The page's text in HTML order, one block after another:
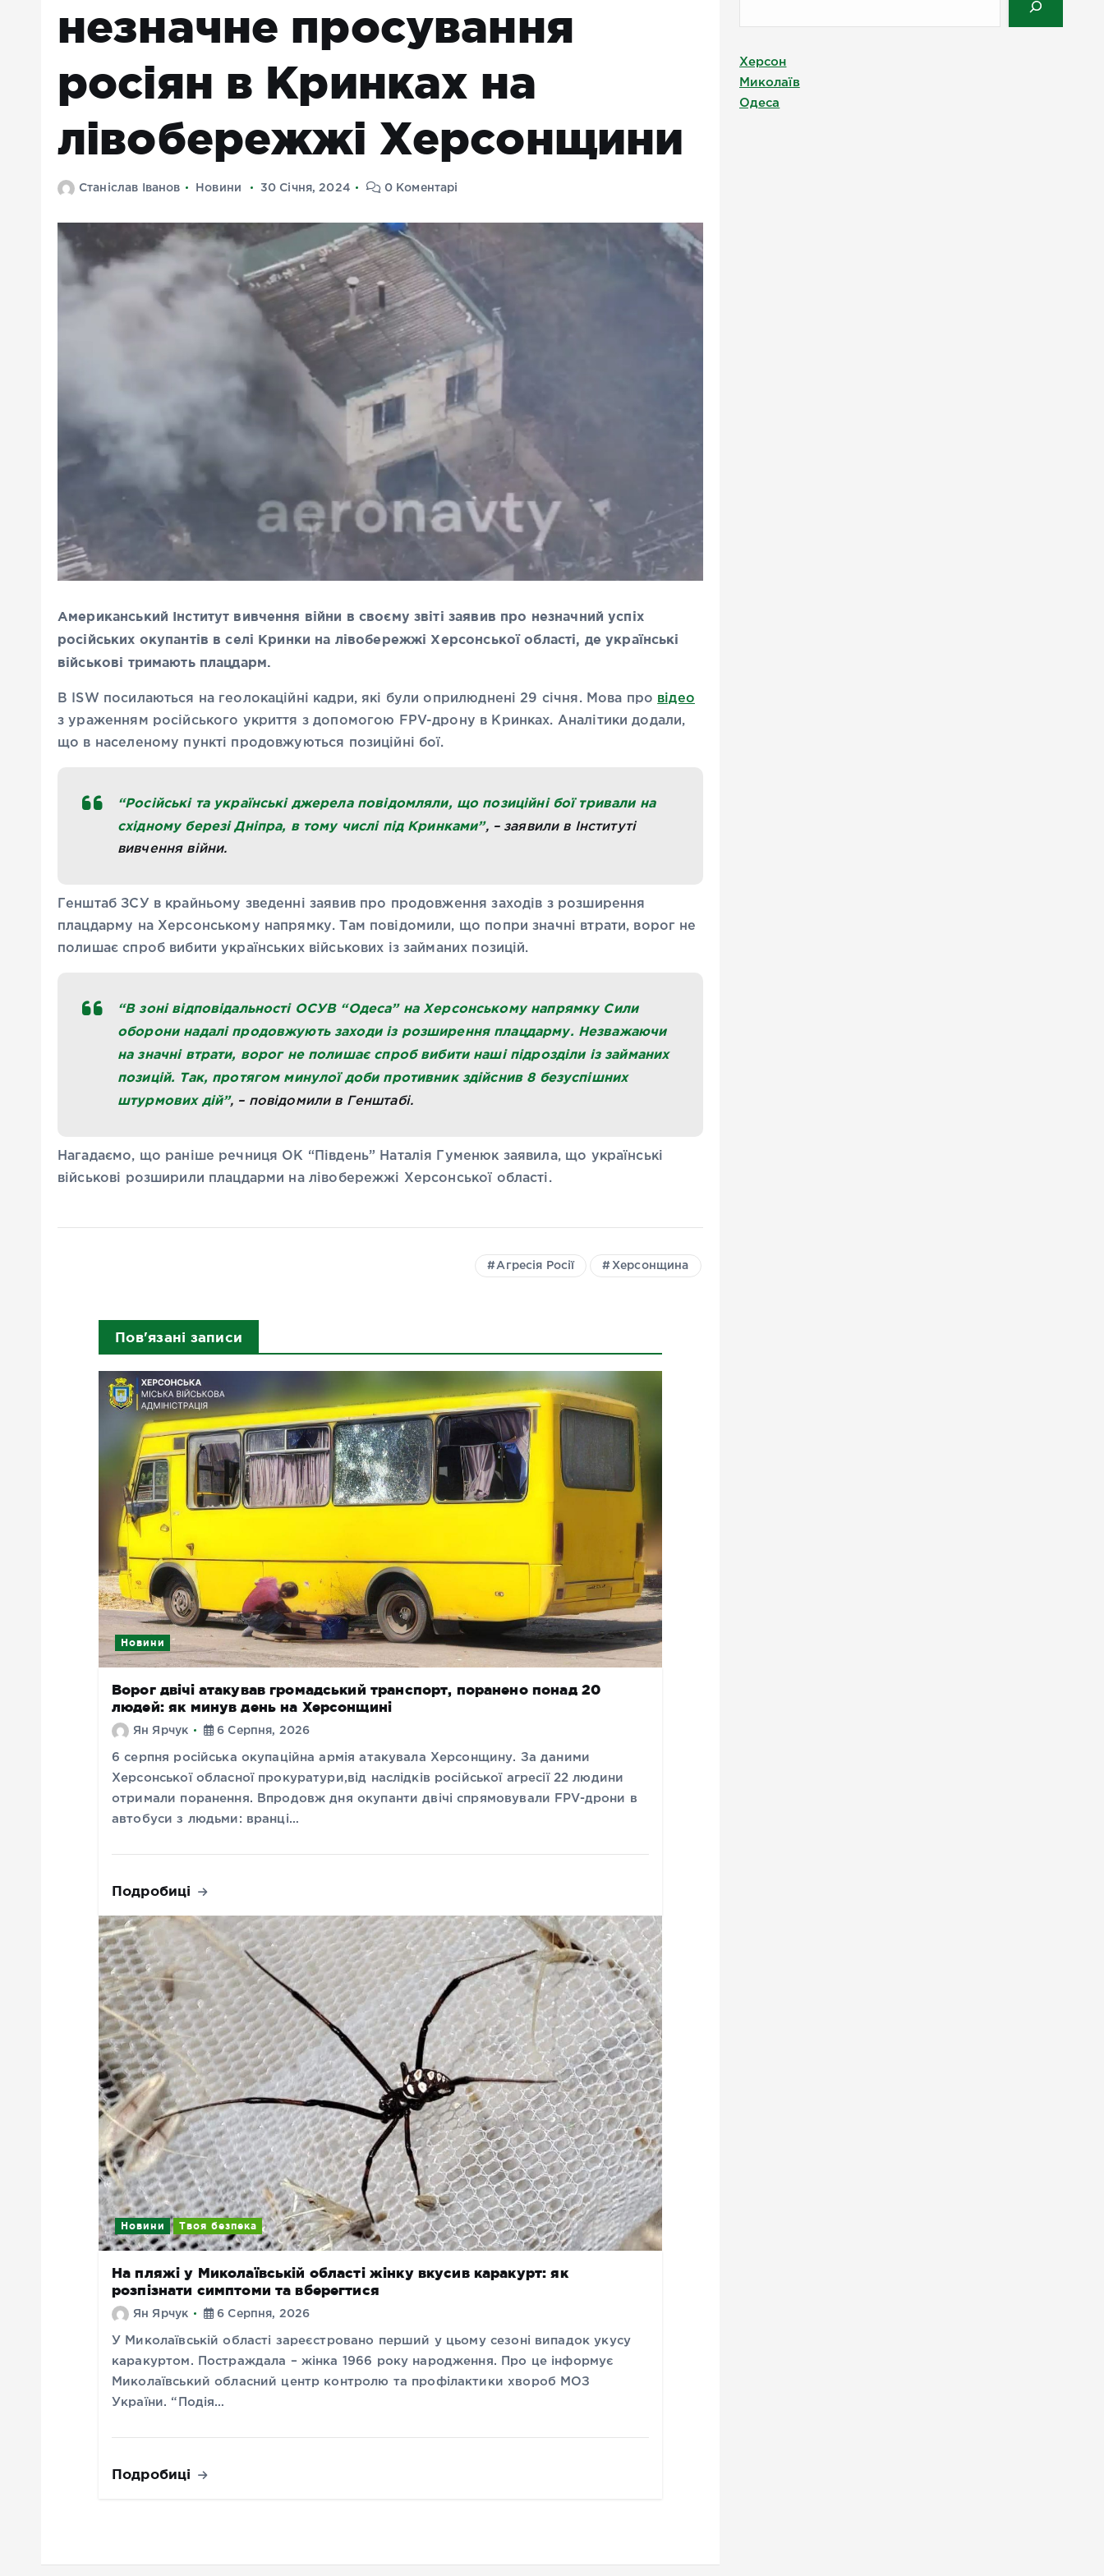
незначне просування
росіян в Кринках на
лівобережжі Херсонщини
Станіслав Іванов Новини 30 Січня, 2024 0 Коментарі
Американський Інститут вивчення війни в своєму звіті заявив про незначний успіх
російських окупантів в селі Кринки на лівобережжі Херсонської області, де українські
військові тримають плацдарм.
В ISW посилаються на геолокаційні кадри, які були оприлюднені 29 січня. Мова про відео
з ураженням російського укриття з допомогою FPV-дрону в Кринках. Аналітики додали,
що в населеному пункті продовжуються позиційні бої.
“Російські та українські джерела повідомляли, що позиційні бої тривали на
східному березі Дніпра, в тому числі під Кринками”, – заявили в Інституті
вивчення війни.
Генштаб ЗСУ в крайньому зведенні заявив про продовження заходів з розширення
плацдарму на Херсонському напрямку. Там повідомили, що попри значні втрати, ворог не
полишає спроб вибити українських військових із займаних позицій.
“В зоні відповідальності ОСУВ “Одеса” на Херсонському напрямку Сили
оборони надалі продовжують заходи із розширення плацдарму. Незважаючи
на значні втрати, ворог не полишає спроб вибити наші підрозділи із займаних
позицій. Так, протягом минулої доби противник здійснив 8 безуспішних
штурмових дій”, – повідомили в Генштабі.
Нагадаємо, що раніше речниця ОК “Південь” Наталія Гуменюк заявила, що українські
військові розширили плацдарми на лівобережжі Херсонської області.
Агресія Росії Херсонщина
Пов'язані записи
Новини
Ворог двічі атакував громадський транспорт, поранено понад 20
людей: як минув день на Херсонщині
Ян Ярчук 6 Серпня, 2026
6 серпня російська окупаційна армія атакувала Херсонщину. За даними
Херсонської обласної прокуратури,від наслідків російської агресії 22 людини
отримали поранення. Впродовж дня окупанти двічі спрямовували FPV-дрони в
автобуси з людьми: вранці…
Подробиці
Новини Твоя безпека
На пляжі у Миколаївській області жінку вкусив каракурт: як
розпізнати симптоми та вберегтися
Ян Ярчук 6 Серпня, 2026
У Миколаївській області зареєстровано перший у цьому сезоні випадок укусу
каракуртом. Постраждала – жінка 1966 року народження. Про це інформує
Миколаївський обласний центр контролю та профілактики хвороб МОЗ
України. “Подія…
Подробиці
Херсон
Миколаїв
Одеса